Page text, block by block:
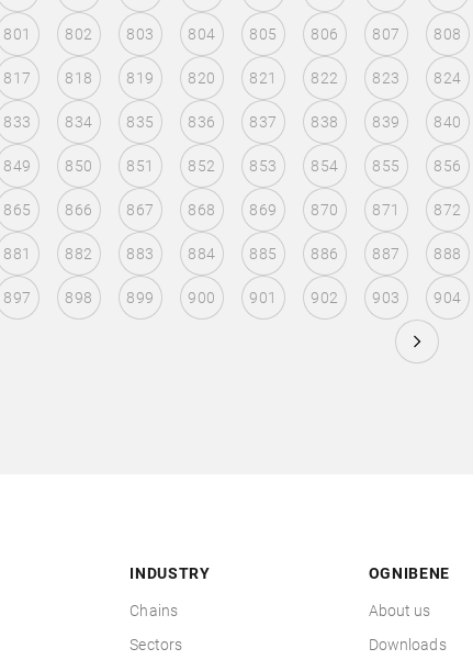
801 802 803 804 805 806 807 808
817 818 819 820 821 822 823 824
833 834 835 836 837 838 839 840
849 850 851 852 853 854 855 856
865 866 867 868 869 870 871 872
881 882 883 884 885 886 887 888
897 898 899 900 901 902 903 904
INDUSTRY
Chains
Sectors
OGNIBENE
About us
Downloads